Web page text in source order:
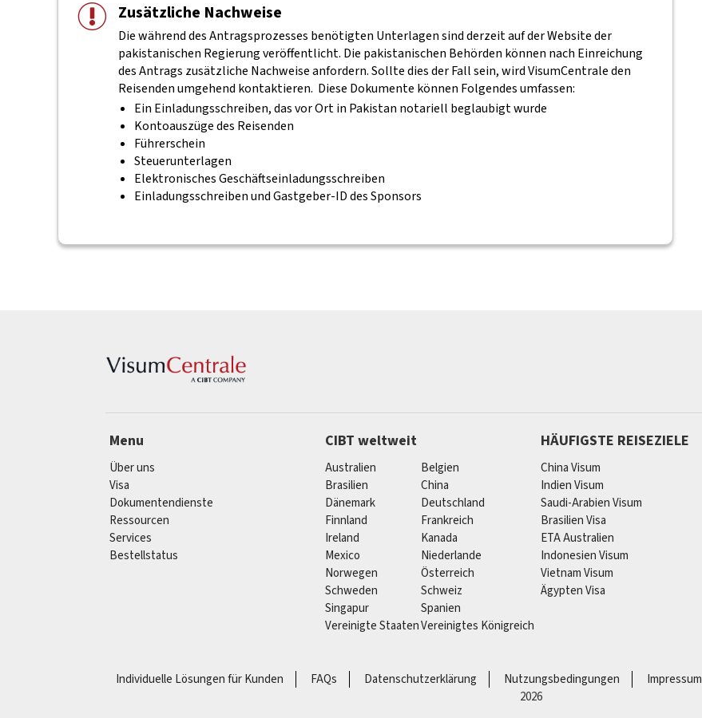
Zusätzliche Nachweise
Die während des Antragsprozesses benötigten Unterlagen sind derzeit auf der Website der
pakistanischen Regierung veröffentlicht. Die pakistanischen Behörden können nach Einreichung
des Antrags zusätzliche Nachweise anfordern. Sollte dies der Fall sein, wird VisumCentrale den
Reisenden umgehend kontaktieren. Diese Dokumente können Folgendes umfassen:
Ein Einladungsschreiben, das vor Ort in Pakistan notariell beglaubigt wurde
Kontoauszüge des Reisenden
Führerschein
Steuerunterlagen
Elektronisches Geschäftseinladungsschreiben
Einladungsschreiben und Gastgeber-ID des Sponsors
Menu
Über uns
Visa
Dokumentendienste
Ressourcen
Services
Bestellstatus
CIBT weltweit
Australien
Belgien
Brasilien
China
Dänemark
Deutschland
Finnland
Frankreich
Ireland
Kanada
Mexico
Niederlande
Norwegen
Österreich
Schweden
Schweiz
Singapur
Spanien
Vereinigte StaatenVereinigtes Königreich
HÄUFIGSTE REISEZIELE
China Visum
Indien Visum
Saudi-Arabien Visum
Brasilien Visa
ETA Australien
Indonesien Visum
Vietnam Visum
Ägypten Visa
Individuelle Lösungen für Kunden FAQs Datenschutzerklärung Nutzungsbedingungen Impressum
2026